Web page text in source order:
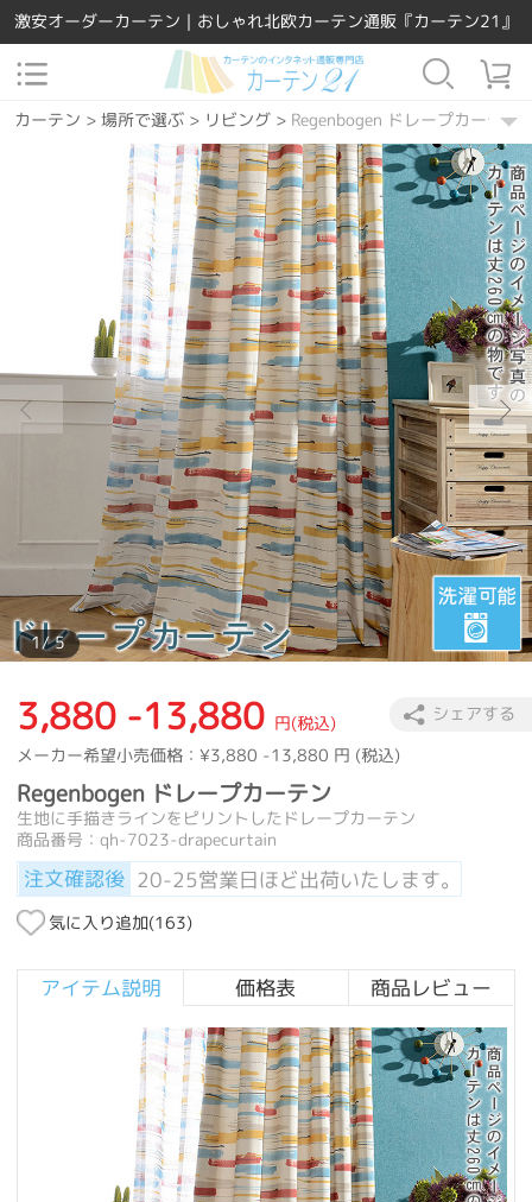
激安オーダーカーテン｜おしゃれ北欧カーテン通販『カーテン21』
カーテン > 場所で選ぶ> リビング> Regenbogen ドレープカーテン
機能別 > ウォッシャブル>Regenbogen ドレープカーテ
素材>ポリエステル>Regenbogen ドレープカーテン
場所で選ぶ >ダイニング・キッチン>Regenbogen ドレ
場所で選ぶ >寝室>Regenbogen ドレープカーテン
機能別>遮熱保温>Regenbogen ドレープカーテン
カーテンの種類>ドレープカーテン> Regenbogen ドレ
>デザインテイスト>北欧風>Regenbogen ドレープカー
> デザインテイスト>洋風>Regenbogen ドレープカーテ
カーテン>柄>その他>Regenbogen ドレープカーテン
カーテン>柄>幾何学模様>Regenbogen ドレープカーテン
デザインテイスト>モダン>Regenbogen ドレープカー
1/ 5
3,880 -13,880 円(税込)
メーカー希望小売価格：¥3,880 -13,880 円 (税込)
Regenbogen ドレープカーテン
生地に手描きラインをピリントしたドレープカーテン
商品番号：qh-7023-drapecurtain
注文確認後 20-25営業日ほど出荷いたします。
気に入り追加(163)
シェアする
アイテム説明 価格表 商品レビュー